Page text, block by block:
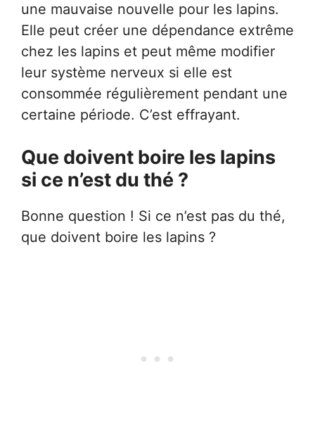
une mauvaise nouvelle pour les lapins.
Elle peut créer une dépendance extrême
chez les lapins et peut même modifier
leur système nerveux si elle est
consommée régulièrement pendant une
certaine période. C’est effrayant.
Que doivent boire les lapins
si ce n’est du thé ?
Bonne question ! Si ce n’est pas du thé,
que doivent boire les lapins ?